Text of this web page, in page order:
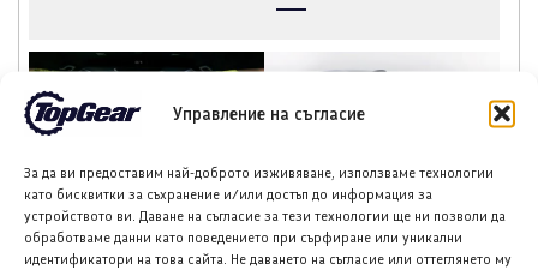
Управление на съгласие
За да ви предоставим най-доброто изживяване, използваме технологии
като бисквитки за съхранение и/или достъп до информация за
устройството ви. Даване на съгласие за тези технологии ще ни позволи да
обработваме данни като поведението при сърфиране или уникални
идентификатори на това сайта. Не даването на съгласие или оттеглянето му
Тойота Сиена –
хибридният ван, който
превъзхожда
луксозните всъдеходи
БИД Seal 07 получи
светкавична
актуализация